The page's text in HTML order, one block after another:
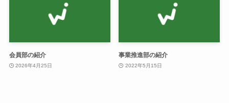
会員部の紹介
2026年4月25日
事業推進部の紹介
2022年5月15日